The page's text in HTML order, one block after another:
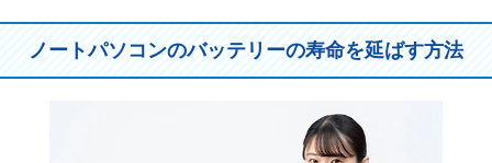
ノートパソコンのバッテリーの寿命を延ばす方法